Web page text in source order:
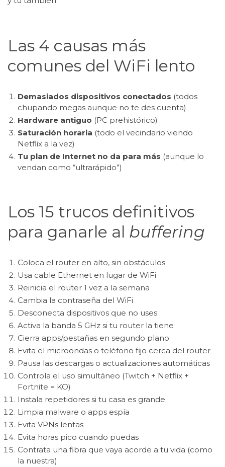
Las 4 causas más
comunes del WiFi lento
Demasiados dispositivos conectados (todos
chupando megas aunque no te des cuenta)
Hardware antiguo (PC prehistórico)
Saturación horaria (todo el vecindario viendo
Netflix a la vez)
Tu plan de Internet no da para más (aunque lo
vendan como “ultrarápido”)
Los 15 trucos definitivos
para ganarle al buffering
Coloca el router en alto, sin obstáculos
Usa cable Ethernet en lugar de WiFi
Reinicia el router 1 vez a la semana
Cambia la contraseña del WiFi
Desconecta dispositivos que no uses
Activa la banda 5 GHz si tu router la tiene
Cierra apps/pestañas en segundo plano
Evita el microondas o teléfono fijo cerca del router
Pausa las descargas o actualizaciones automáticas
Controla el uso simultáneo (Twitch + Netflix +
Fortnite = KO)
Instala repetidores si tu casa es grande
Limpia malware o apps espía
Evita VPNs lentas
Evita horas pico cuando puedas
Contrata una fibra que vaya acorde a tu vida (como
la nuestra)